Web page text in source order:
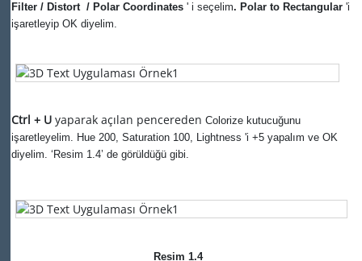
Filter / Distort / Polar Coordinates ' i seçelim. Polar to Rectangular 'i
işaretleyip OK diyelim.
Ctrl + U yaparak açılan pencereden Colorize kutucuğunu
işaretleyelim. Hue 200, Saturation 100, Lightness 'i +5 yapalım ve OK
diyelim. ‘Resim 1.4’ de görüldüğü gibi.
Resim 1.4